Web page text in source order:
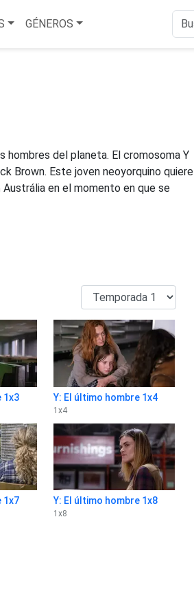
GÉNEROS
hombres del planeta. El cromosoma Y
Brown. Este joven neoyorquino quiere
en el momento en que se
1x3 Y: El último hombre 1x4
1 x4
1x7 Y: El último hombre 1x8
1 x8